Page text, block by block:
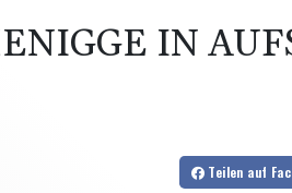
IN
Teilen auf